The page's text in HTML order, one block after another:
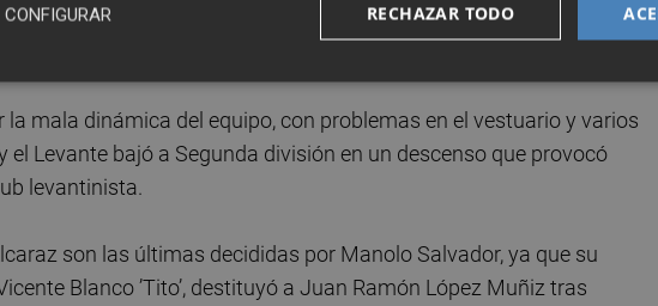
seis puntos en nueve partidos, dejó su puesto tras caer por 4-0
y fue sustituido por Joan Francesc Ferrer ‘Rubi’.
mala dinámica del equipo, con problemas en el vestuario y varios
el Levante bajó a Segunda división en un descenso que provocó
levantinista.
son las últimas decididas por Manolo Salvador, ya que su
Blanco ’Tito’, destituyó a Juan Ramón López Muñiz tras
RECHAZAR TODO
CONFIGURAR